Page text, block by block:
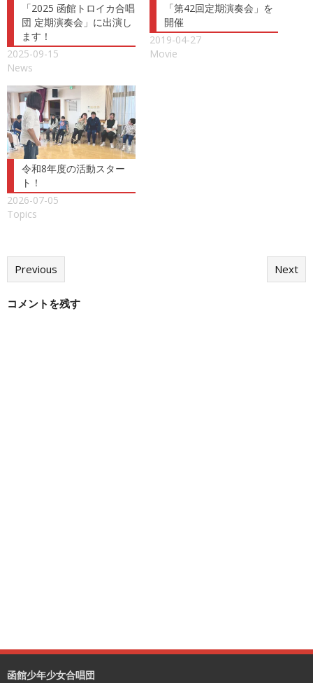
「2025 函館トロイカ合唱
団 定期演奏会」に出演し
ます！
2025-09-15
News
「第42回定期演奏会」を
開催
2019-04-27
Movie
令和8年度の活動スター
ト！
2026-07-05
Topics
Previous Next
コメントを残す
函館少年少女合唱団